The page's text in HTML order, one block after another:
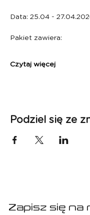
Data: 25.04 -
Pakiet zawiera:
Czytaj więcej
Podziel się ze
Zapisz się na